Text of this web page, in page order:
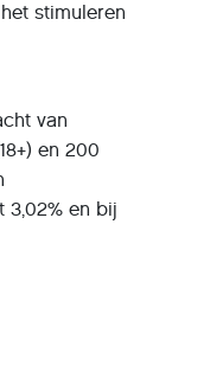
stimuleren
van
en 200
3,02% en bij